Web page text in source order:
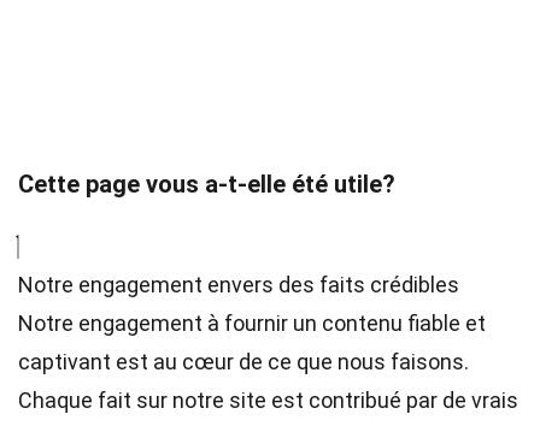
Cette page vous a-t-elle été utile?
Notre engagement envers des faits crédibles
Notre engagement à fournir un contenu fiable et
captivant est au cœur de ce que nous faisons.
Chaque fait sur notre site est contribué par de vrais